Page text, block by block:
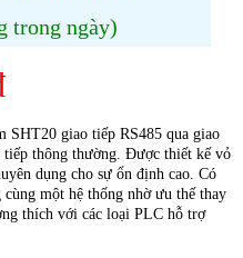
trong ngày)
SHT20 giao tiếp RS485 qua giao
thông thường. Được thiết kế vỏ
dụng cho sự ổn định cao. Có
một hệ thống nhờ ưu thế thay
thích với các loại PLC hỗ trợ